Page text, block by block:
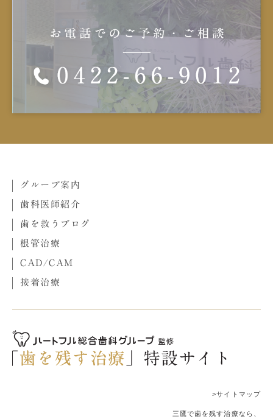
グループ案内
歯科医師紹介
歯を救うブログ
根管治療
CAD/CAM
接着治療
>サイトマップ
三鷹で歯を残す治療なら、